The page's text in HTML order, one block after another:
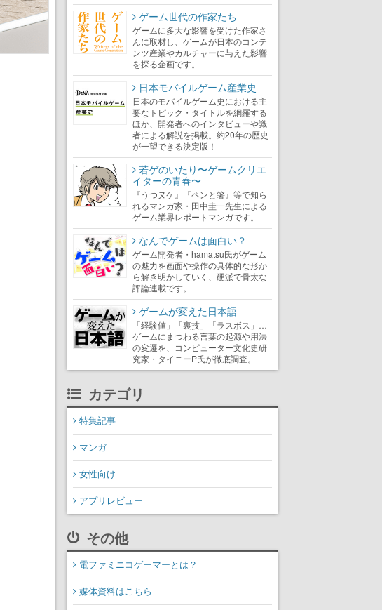
ゲーム世代の作家たち
ゲームに多大な影響を受けた作家さ
んに取材し、ゲームが日本のコンテ
ンツ産業やカルチャーに与えた影響
を探る企画です。
日本モバイルゲーム産業史
日本のモバイルゲーム史における主
要なトピック・タイトルを網羅する
ほか、開発者へのインタビューや識
者による解説を掲載。約20年の歴史
が一望できる決定版！
若ゲのいたり〜ゲームクリエ
イターの青春〜
『うつヌケ』『ペンと箸』等で知ら
れるマンガ家・田中圭一先生による
ゲーム業界レポートマンガです。
なんでゲームは面白い？
ゲーム開発者・hamatsu氏がゲーム
の魅力を画面や操作の具体的な形か
ら解き明かしていく、硬派で骨太な
評論連載です。
ゲームが変えた日本語
「経験値」「裏技」「ラスボス」…
ゲームにまつわる言葉の起源や用法
の変遷を、コンピューター文化史研
究家・タイニーP氏が徹底調査。
カテゴリ
特集記事
マンガ
女性向け
アプリレビュー
その他
電ファミニコゲーマーとは？
媒体資料はこちら